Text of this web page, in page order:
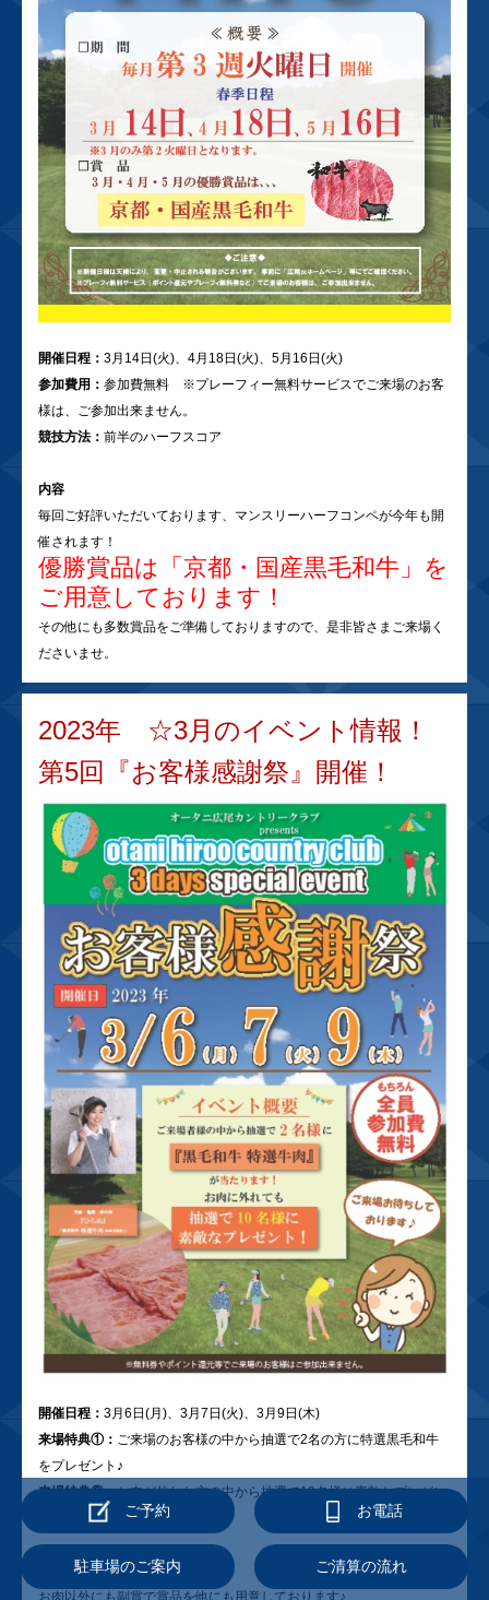
ご予約 お電話
駐車場のご案内 ご清算の流れ
開催日程： 3月14日(火)、4月18日(火)、5月16日(火)
参加費用： 参加費無料 ※プレーフィー無料サービスでご来場のお客
様は、ご参加出来ません。
競技方法： 前半のハーフスコア
内容
毎回ご好評いただいております、マンスリーハーフコンペが今年も開
催されます！
優勝賞品は「京都・国産黒毛和牛」を
ご用意しております！
その他にも多数賞品をご準備しておりますので、是非皆さまご来場く
ださいませ。
2023年 ☆3月のイベント情報！
第5回『お客様感謝祭』開催！
開催日程： 3月6日(月)、3月7日(火)、3月9日(木)
来場特典①： ご来場のお客様の中から抽選で2名の方に特選黒毛和牛
をプレゼント♪
来場特典②：お肉が外れた方の中から抽選で10名様に素敵なプレゼン